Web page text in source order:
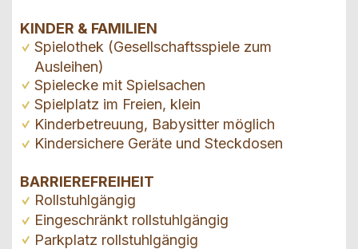
KINDER & FAMILIEN
Spielothek (Gesellschaftsspiele zum
Ausleihen)
Spielecke mit Spielsachen
Spielplatz im Freien, klein
Kinderbetreuung, Babysitter möglich
Kindersichere Geräte und Steckdosen
BARRIEREFREIHEIT
Rollstuhlgängig
Eingeschränkt rollstuhlgängig
Parkplatz rollstuhlgängig